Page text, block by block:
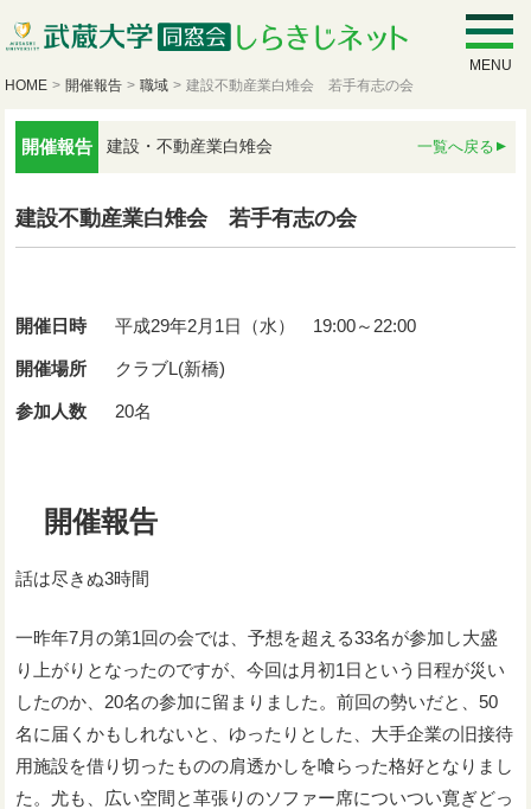
MENU
HOME > 開催報告 > 職域 > 建設不動産業白雉会 若手有志の会
開催報告 建設・不動産業白雉会 一覧へ戻る
建設不動産業白雉会 若手有志の会
開催日時 平成29年2月1日（水） 19:00～22:00
開催場所 クラブL(新橋)
参加人数 20名
開催報告
話は尽きぬ3時間
一昨年7月の第1回の会では、予想を超える33名が参加し大盛
り上がりとなったのですが、今回は月初1日という日程が災い
したのか、20名の参加に留まりました。前回の勢いだと、50
名に届くかもしれないと、ゆったりとした、大手企業の旧接待
用施設を借り切ったものの肩透かしを喰らった格好となりまし
た。尤も、広い空間と革張りのソファー席についつい寛ぎどっ